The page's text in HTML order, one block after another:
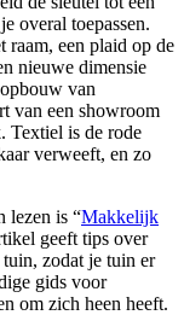
overal toepassen.
raam, een plaid op de
nieuwe dimensie
van
van een showroom
Textiel is de rode
verweeft, en zo
lezen is “Makkelijk
geeft tips over
zodat je tuin er
gids voor
om zich heen heeft.